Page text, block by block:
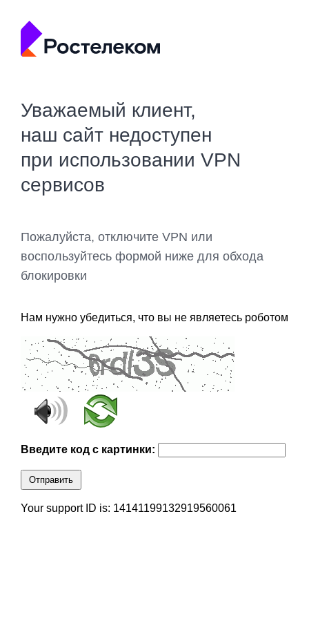
Уважаемый клиент,
наш сайт недоступен
при использовании VPN
сервисов
Пожалуйста, отключите VPN или
воспользуйтесь формой ниже для обхода
блокировки
Нам нужно убедиться, что вы не являетесь роботом
Введите код с картинки:
Отправить
Your support ID is: 14141199132919560061